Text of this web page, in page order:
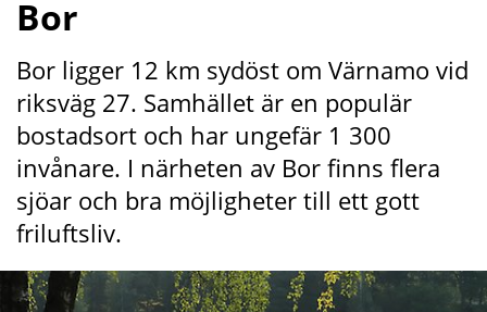
Bor
Bor ligger 12 km sydöst om Värnamo vid
riksväg 27. Samhället är en populär
bostadsort och har ungefär 1 300
invånare. I närheten av Bor finns flera
sjöar och bra möjligheter till ett gott
friluftsliv.